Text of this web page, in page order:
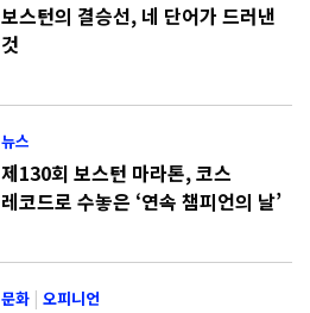
보스턴의 결승선, 네 단어가 드러낸
것
뉴스
제130회 보스턴 마라톤, 코스
레코드로 수놓은 ‘연속 챔피언의 날’
문화 |오피니언